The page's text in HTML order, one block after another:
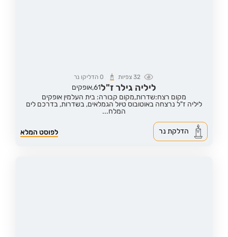
32 צפיות 0הדליקו נר
ליליה גילר ז"ל61,אופקים
מקום רצח:שדרות,מקום קבורה: בית העלמין אופקים
ליליה ז"ל נרצחה באוטובוס טיול הגמלאים, בשדרות, בדרכם לים
המלח...
לפוסט המלא הדלקת נר